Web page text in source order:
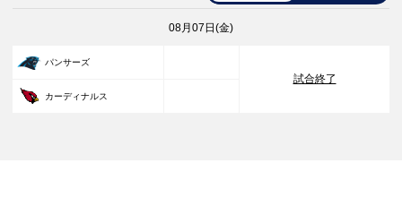
08月07日(金)
パンサーズ
試合終了
カーディナルス